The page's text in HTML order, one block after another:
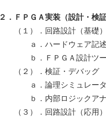
２．ＦＰＧＡ実装（設計・検
（１）．回路設計（基礎）
ａ．ハードウェア記述
ｂ．ＦＰＧＡ設計ツール
（２）．検証・デバッグ
ａ．論理シミュレータ
ｂ．内部ロジックアナラ
（３）．回路設計（応用